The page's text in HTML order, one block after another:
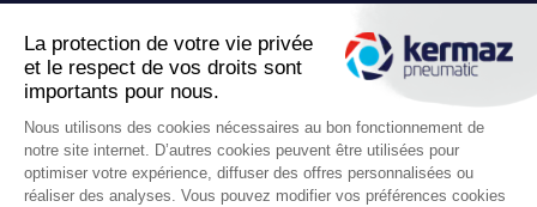
Contact keyboard_arrow_down
Liens utiles 
Boutique 